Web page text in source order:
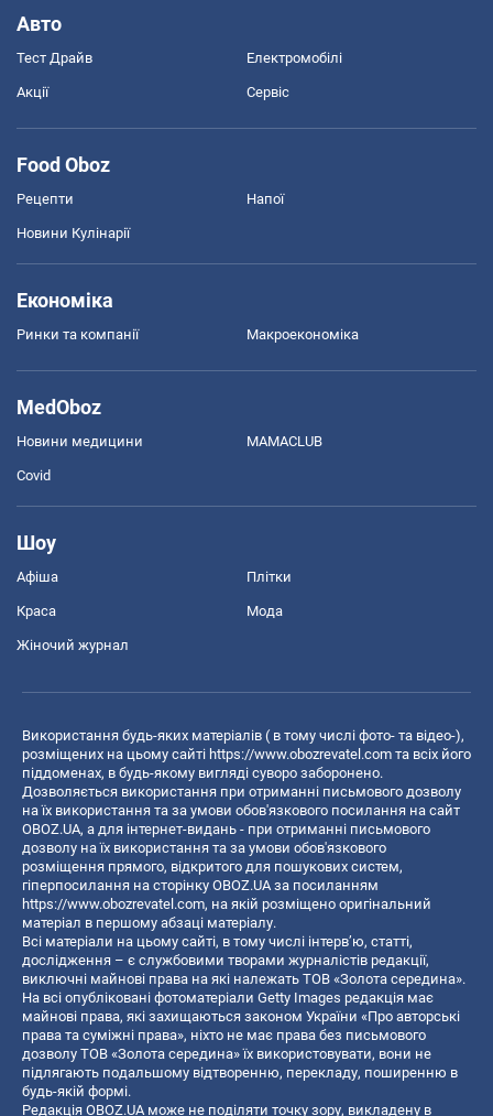
Авто
Тест Драйв Електромобілі
Акції Сервіс
Food Oboz
Рецепти Напої
Новини Кулінарії
Економіка
Ринки та компанії Макроекономіка
MedOboz
Новини медицини MAMACLUB
Covid
Шоу
Афіша Плітки
Краса Мода
Жіночий журнал
Використання будь-яких матеріалів ( в тому числі фото- та відео-),
розміщених на цьому сайті https://www.obozrevatel.com та всіх його
піддоменах, в будь-якому вигляді суворо заборонено.
Дозволяється використання при отриманні письмового дозволу
на їх використання та за умови обов'язкового посилання на сайт
OBOZ.UA, а для інтернет-видань - при отриманні письмового
дозволу на їх використання та за умови обов'язкового
розміщення прямого, відкритого для пошукових систем,
гіперпосилання на сторінку OBOZ.UA за посиланням
https://www.obozrevatel.com, на якій розміщено оригінальний
матеріал в першому абзаці матеріалу.
Всі матеріали на цьому сайті, в тому числі інтерв’ю, статті,
дослідження – є службовими творами журналістів редакції,
виключні майнові права на які належать ТОВ «Золота середина».
На всі опубліковані фотоматеріали Getty Images редакція має
майнові права, які захищаються законом України «Про авторські
права та суміжні права», ніхто не має права без письмового
дозволу ТОВ «Золота середина» їх використовувати, вони не
підлягають подальшому відтворенню, перекладу, поширенню в
будь-якій формі.
Редакція OBOZ.UA може не поділяти точку зору, викладену в